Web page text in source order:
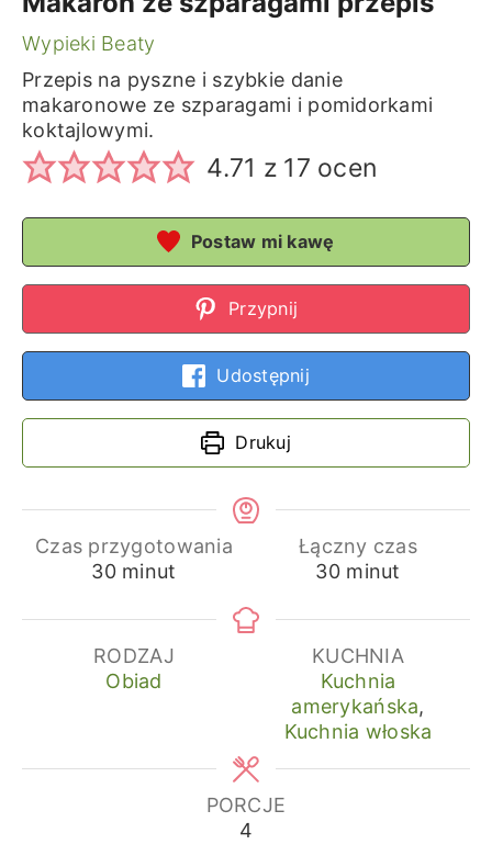
Wypieki Beaty
Przepis na pyszne i szybkie danie
makaronowe ze szparagami i pomidorkami
koktajlowymi.
4.71 z 17 ocen
Postaw mi kawę
Przypnij
Udostępnij
Drukuj
Czas przygotowania
30minuty
minut
Łączny czas
30minuty
minut
RODZAJ
Obiad
KUCHNIA
Kuchnia
amerykańska,
Kuchnia włoska
PORCJE
4